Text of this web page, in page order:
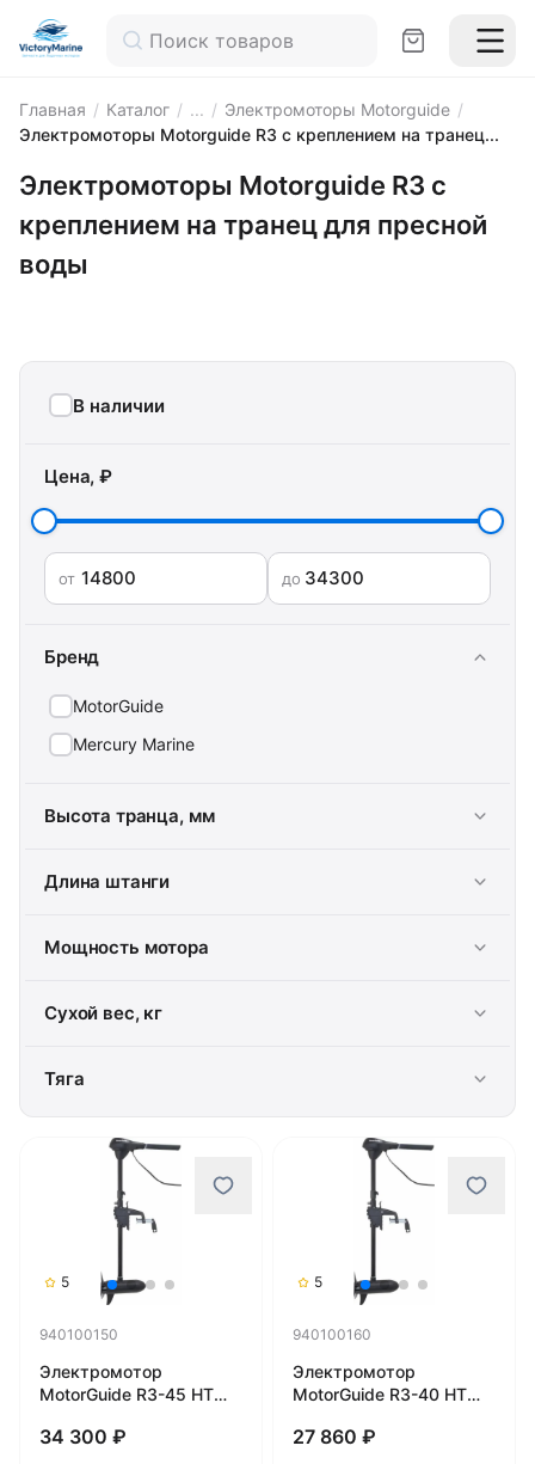
Главная / Каталог / ... / Электромоторы Motorguide /
Электромоторы Motorguide R3 с креплением на транец...
Электромоторы Motorguide R3 с
креплением на транец для пресной
воды
В наличии
Цена, ₽
от до
Бренд
MotorGuide
Mercury Marine
Высота транца, мм
Длина штанги
Мощность мотора
Сухой вес, кг
Тяга
5
940100150
Электромотор
MotorGuide R3-45 HT
троллинга 940100150
34 300 ₽
5
940100160
Электромотор
MotorGuide R3-40 HT
троллинга 940100160
27 860 ₽